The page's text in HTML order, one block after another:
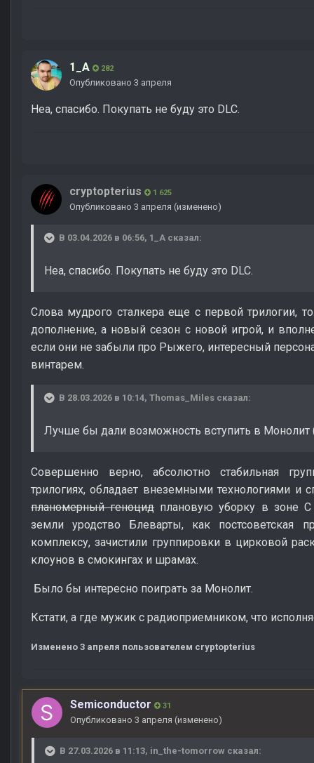
1_A 282
Опубликовано 3 апреля
Неа, спасибо. Покупать не буду это DLC.
cryptopterius 1 625
Опубликовано 3 апреля (изменено)
В 03.04.2026 в 06:56, 1_A сказал:
Неа, спасибо. Покупать не буду это DLC.
Слова мудрого сталкера еще с первой трилогии,
дополнение, а новый сезон с новой игрой, и
если они не забыли про Рыжего, интересный
винтарем.
В 28.03.2026 в 10:14, Thomas_Miles сказал:
Лучше бы дали возможность вступить в Монолит
Совершенно верно, абсолютно стабильная
трилогиях, обладает внеземными технологиями и
планомерный геноцидплановую уборку в зоне С
земли уродство Блеварты, как постсоветская
комплексу, зачистили группировки в цирковой
клоунов в смокингах и шрамах.
Было бы интересно поиграть за Монолит.
Кстати, а где мужик с радиоприемником, что
Изменено 3 апреля пользователем cryptopterius
Semiconductor 31
Опубликовано 3 апреля (изменено)
В 27.03.2026 в 11:13, in_the-tomorrow сказал: